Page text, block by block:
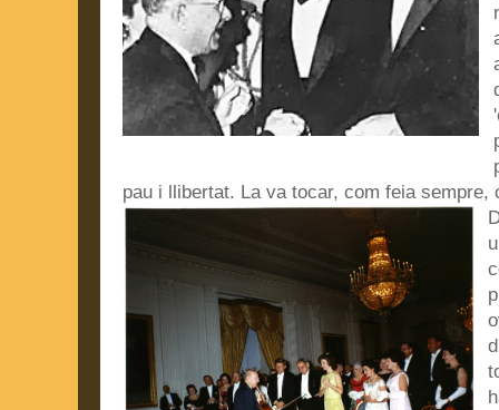
pau i llibertat. La va tocar, com feia